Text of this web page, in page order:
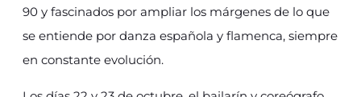
90 y fascinados por ampliar los márgenes de lo que
se entiende por danza española y flamenca, siempre
en constante evolución.